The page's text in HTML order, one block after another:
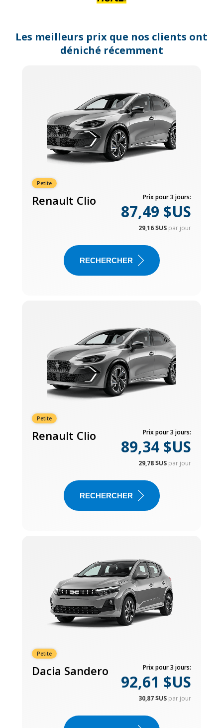
dates.
Les meilleurs prix que nos clients ont
déniché récemment
Petite
Renault Clio Prix pour 3 jours:
87,49 $US
29,16 $US par jour
RECHERCHER
Petite
Renault Clio Prix pour 3 jours:
89,34 $US
29,78 $US par jour
RECHERCHER
Petite
Dacia Sandero Prix pour 3 jours:
92,61 $US
30,87 $US par jour